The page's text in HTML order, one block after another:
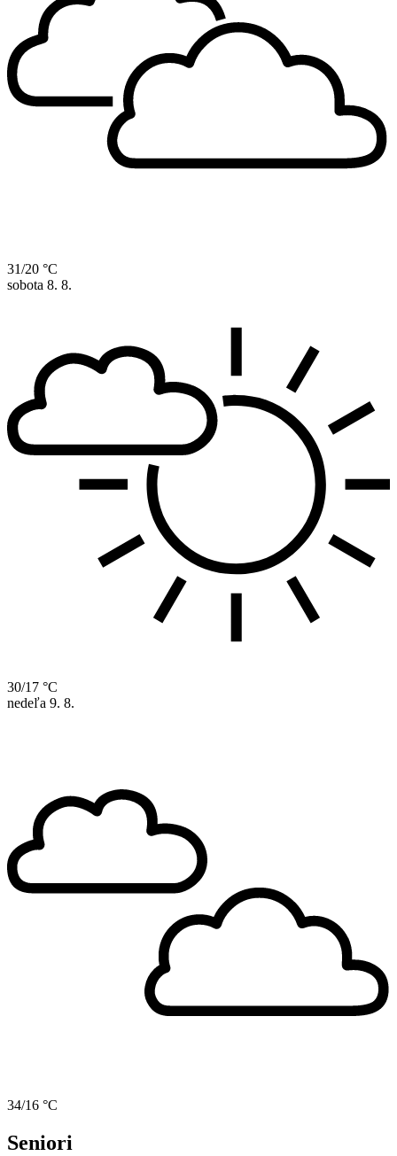
31/20 °C
sobota 8. 8.
30/17 °C
nedeľa 9. 8.
34/16 °C
Seniori